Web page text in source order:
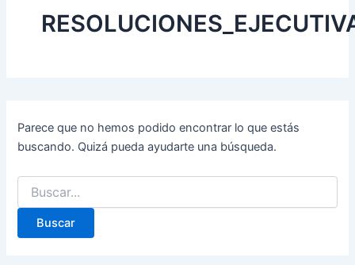
Parece que no hemos podido encontrar lo que estás
buscando. Quizá pueda ayudarte una búsqueda.